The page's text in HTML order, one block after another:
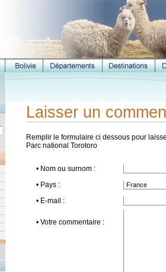
Laisser un
Remplir le formulaire ci dessous pour
Parc national Torotoro
• Nom ou surnom :
• Pays :
• E-mail :
• Votre commentaire :